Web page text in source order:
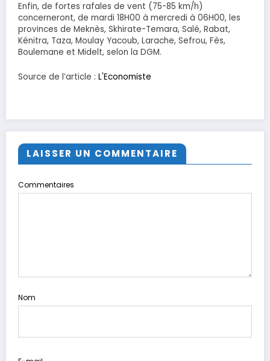
Enfin, de fortes rafales de vent (75-85 km/h)
concerneront, de mardi 18H00 à mercredi à 06H00, les
provinces de Meknès, Skhirate-Temara, Salé, Rabat,
Kénitra, Taza, Moulay Yacoub, Larache, Sefrou, Fès,
Boulemane et Midelt, selon la DGM.
Source de l’article : L'Economiste
LAISSER UN COMMENTAIRE
Commentaires
Nom